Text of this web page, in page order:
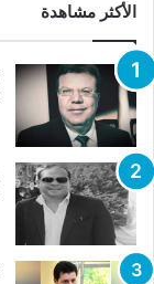
الأكثر مشاهدة